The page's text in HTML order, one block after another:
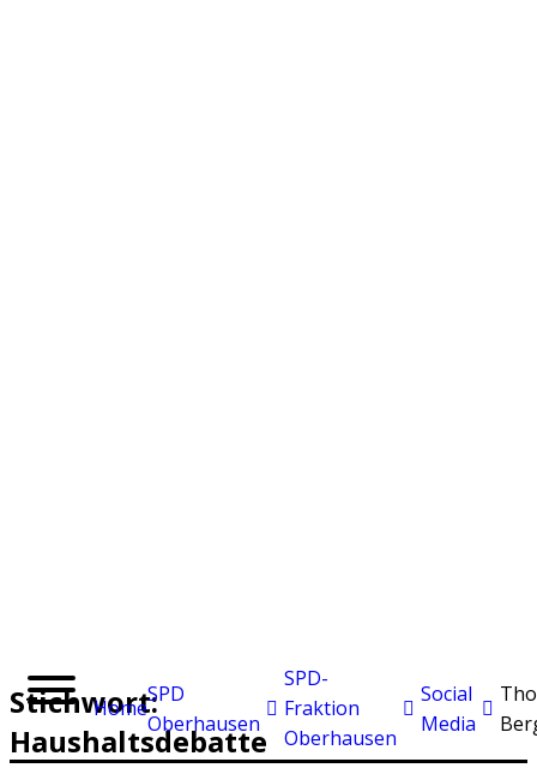
Home
SPD
Oberhausen
SPD-
Fraktion
Oberhausen
Social
Media
Stichwort:
Haushaltsdebatte